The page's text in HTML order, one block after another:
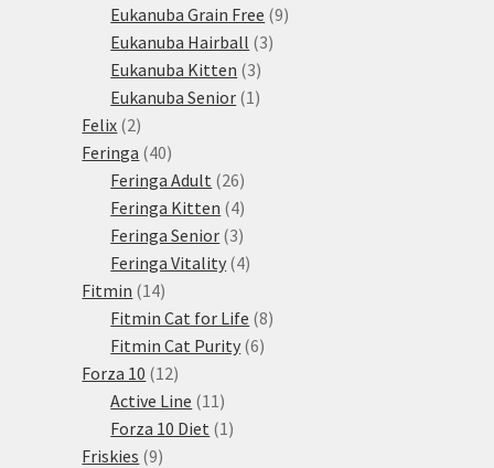
produktů
Eukanuba Grain Free 99
Eukanuba Hairball 33
Eukanuba Kitten 33
produkty
Eukanuba Senior 1 1
Felix 22
produkty
Feringa 4040
produktů
Feringa Adult 2626
produktů
Feringa Kitten 44
produkty
Feringa Senior 33
produkty
Feringa Vitality 44
Fitmin 1414
produktů
Fitmin Cat for Life 88
Fitmin Cat Purity 66
Forza 10 1212
produktů
Active Line 11 11
produktů
Forza 10 Diet 1 1
Friskies 99